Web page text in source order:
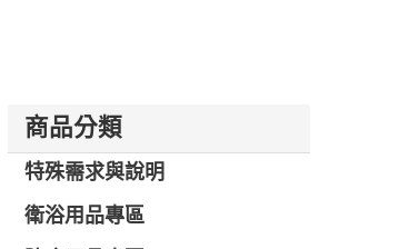
商品分類
特殊需求與說明
衛浴用品專區